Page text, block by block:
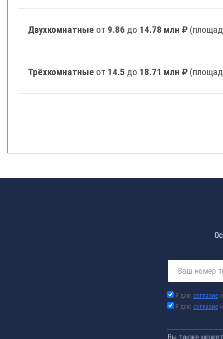
Двухкомнатные от 9.86 до 14.78 млн ₽
Трёхкомнатные от 14.5 до 18.71 млн ₽
Я даю согласие
Я даю согласие